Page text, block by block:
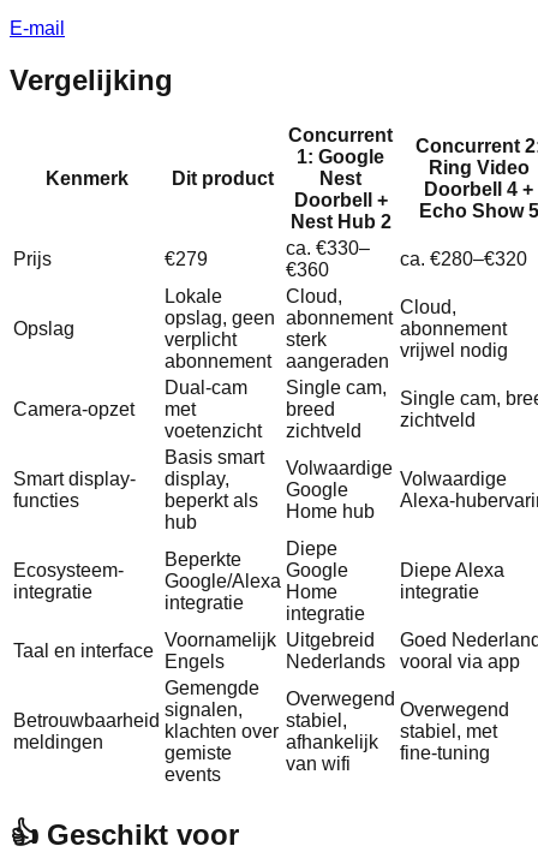
E-mail
Vergelijking
Kenmerk Dit product
Concurrent
1: Google
Nest
Doorbell +
Nest Hub 2
Concurrent
Ring Video
Doorbell 4 +
Echo Show 5
Prijs €279
ca. €330–
€360
ca. €280–€320
Opslag
Lokale
opslag, geen
verplicht
abonnement
Cloud,
abonnement
sterk
aangeraden
Cloud,
abonnement
vrijwel nodig
Camera-opzet
Dual‑cam
met
voetenzicht
Single cam,
breed
zichtveld
Single cam,
zichtveld
Smart display-
functies
Basis smart
display,
beperkt als
hub
Volwaardige
Google
Home hub
Volwaardige
Ecosysteem-
integratie
Beperkte
Google/Alexa
integratie
Diepe
Google
Home
integratie
Diepe Alexa
integratie
Taal en interface
Voornamelijk
Engels
Uitgebreid
Nederlands
Goed
vooral via app
Betrouwbaarheid
meldingen
Gemengde
signalen,
klachten over
gemiste
events
Overwegend
stabiel,
afhankelijk
van wifi
Overwegend
stabiel, met
fine‑tuning
👍 Geschikt voor